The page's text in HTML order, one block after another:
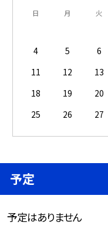
日 月 火
4
5 6
11
12 13
18
19 20
25
26 27
予定
予定はありません